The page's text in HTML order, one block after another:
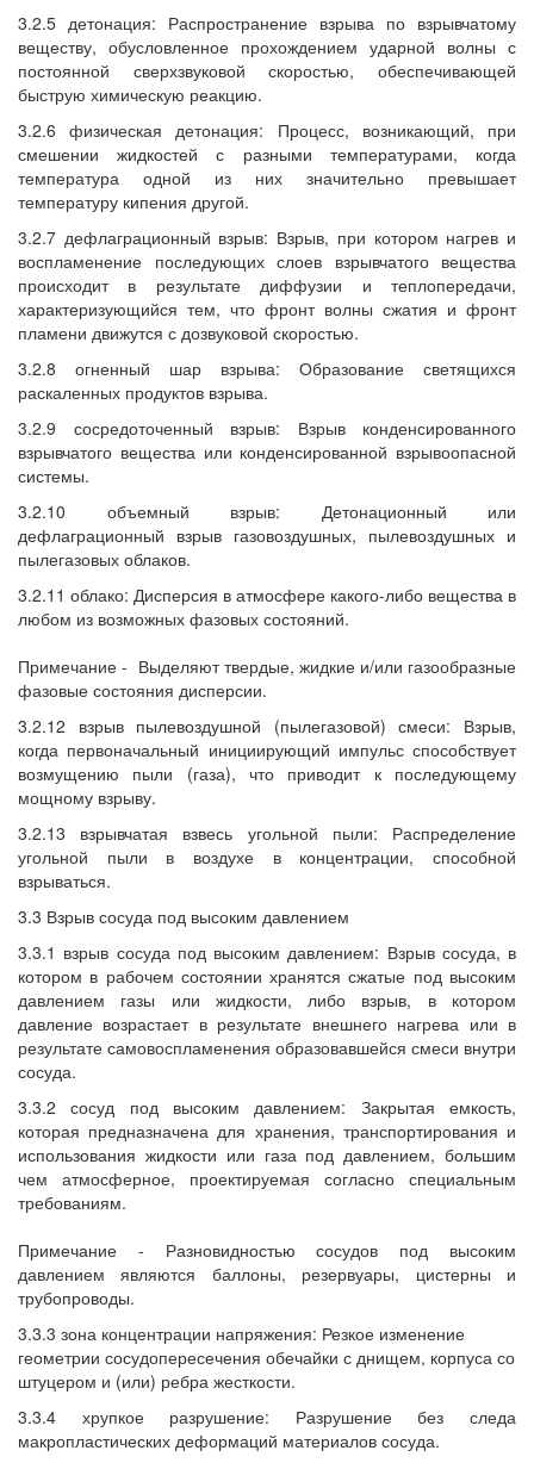
3.2.5 детонация: Распространение взрыва по взрывчатому
веществу, обусловленное прохождением ударной волны с
постоянной сверхзвуковой скоростью, обеспечивающей
быструю химическую реакцию.
3.2.6 физическая детонация: Процесс, возникающий, при
смешении жидкостей с разными температурами, когда
температура одной из них значительно превышает
температуру кипения другой.
3.2.7 дефлаграционный взрыв: Взрыв, при котором нагрев и
воспламенение последующих слоев взрывчатого вещества
происходит в результате диффузии и теплопередачи,
характеризующийся тем, что фронт волны сжатия и фронт
пламени движутся с дозвуковой скоростью.
3.2.8 огненный шар взрыва: Образование светящихся
раскаленных продуктов взрыва.
3.2.9 сосредоточенный взрыв: Взрыв конденсированного
взрывчатого вещества или конденсированной взрывоопасной
системы.
3.2.10 объемный взрыв: Детонационный или
дефлаграционный взрыв газовоздушных, пылевоздушных и
пылегазовых облаков.
3.2.11 облако: Дисперсия в атмосфере какого-либо вещества в
любом из возможных фазовых состояний.
Примечание - Выделяют твердые, жидкие и/или газообразные
фазовые состояния дисперсии.
3.2.12 взрыв пылевоздушной (пылегазовой) смеси: Взрыв,
когда первоначальный инициирующий импульс способствует
возмущению пыли (газа), что приводит к последующему
мощному взрыву.
3.2.13 взрывчатая взвесь угольной пыли: Распределение
угольной пыли в воздухе в концентрации, способной
взрываться.
3.3 Взрыв сосуда под высоким давлением
3.3.1 взрыв сосуда под высоким давлением: Взрыв сосуда, в
котором в рабочем состоянии хранятся сжатые под высоким
давлением газы или жидкости, либо взрыв, в котором
давление возрастает в результате внешнего нагрева или в
результате самовоспламенения образовавшейся смеси внутри
сосуда.
3.3.2 сосуд под высоким давлением: Закрытая емкость,
которая предназначена для хранения, транспортирования и
использования жидкости или газа под давлением, большим
чем атмосферное, проектируемая согласно специальным
требованиям.
Примечание - Разновидностью сосудов под высоким
давлением являются баллоны, резервуары, цистерны и
трубопроводы.
3.3.3 зона концентрации напряжения: Резкое изменение
геометрии сосудопересечения обечайки с днищем, корпуса со
штуцером и (или) ребра жесткости.
3.3.4 хрупкое разрушение: Разрушение без следа
макропластических деформаций материалов сосуда.